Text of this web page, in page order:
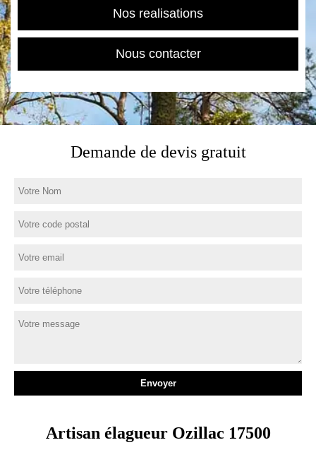
Nos realisations
Nous contacter
Demande de devis gratuit
Artisan élagueur Ozillac 17500